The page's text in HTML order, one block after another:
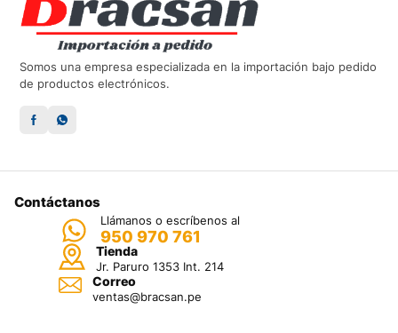
Somos una empresa especializada en la importación bajo pedido
de productos electrónicos.
Contáctanos
Llámanos o escríbenos al
950 970 761
Tienda
Jr. Paruro 1353 Int. 214
Correo
ventas@bracsan.pe